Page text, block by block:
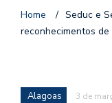
Home / Seduc e
reconhecimentos
Alagoas 3 de